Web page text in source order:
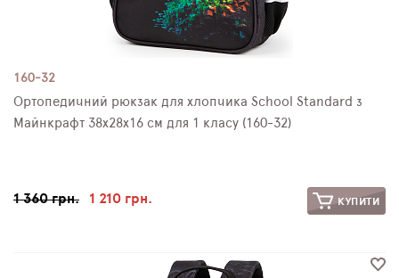
160-32
Ортопедичний рюкзак для хлопчика School Standard з
Майнкрафт 38х28х16 см для 1 класу (160-32)
1 360 грн. 1 210 грн. КУПИТИ